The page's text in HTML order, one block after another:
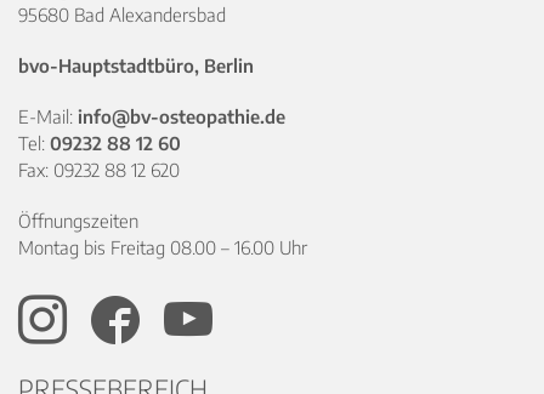
95680 Bad Alexandersbad
bvo-Hauptstadtbüro, Berlin
E-Mail: info@bv-osteopathie.de
Tel: 09232 88 12 60
Fax: 09232 88 12 620
Öffnungszeiten
Montag bis Freitag 08.00 – 16.00 Uhr